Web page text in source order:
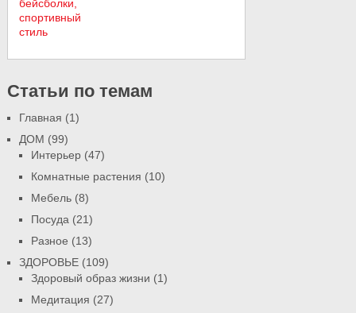
Статьи по темам
Главная (1)
ДОМ (99)
Интерьер(47)
Комнатные растения (10)
Мебель(8)
Посуда (21)
Разное (13)
ЗДОРОВЬЕ(109)
Здоровый образ жизни (1)
Медитация (27)